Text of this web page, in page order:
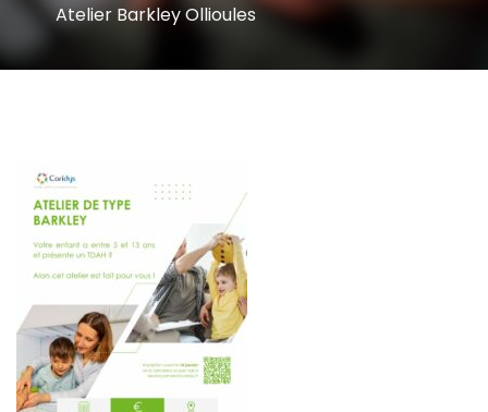
Atelier Barkley Ollioules